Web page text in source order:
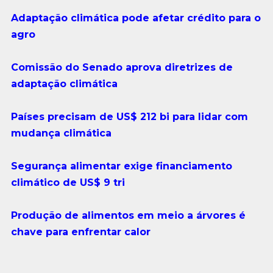
Adaptação climática pode afetar crédito para o
agro
Comissão do Senado aprova diretrizes de
adaptação climática
Países precisam de US$ 212 bi para lidar com
mudança climática
Segurança alimentar exige financiamento
climático de US$ 9 tri
Produção de alimentos em meio a árvores é
chave para enfrentar calor